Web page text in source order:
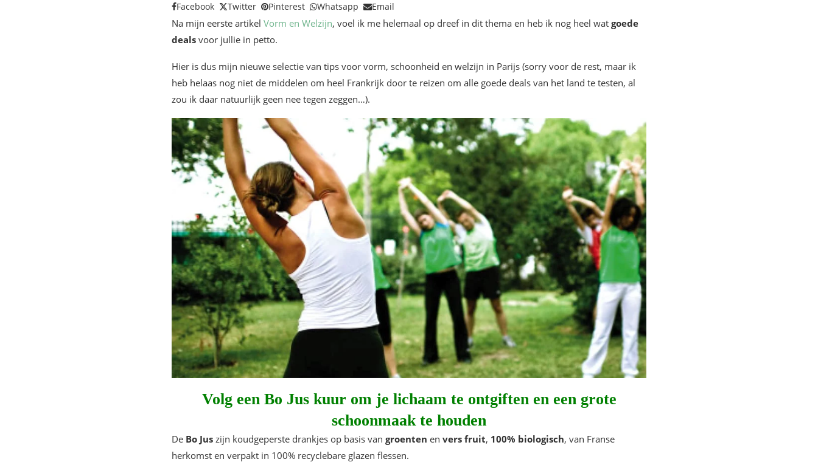
Facebook Twitter Pinterest Whatsapp Email
Na mijn eerste artikel Vorm en Welzijn, voel ik me helemaal op dreef in dit thema en heb ik nog heel wat goede
deals voor jullie in petto.
Hier is dus mijn nieuwe selectie van tips voor vorm, schoonheid en welzijn in Parijs (sorry voor de rest, maar ik
heb helaas nog niet de middelen om heel Frankrijk door te reizen om alle goede deals van het land te testen, al
zou ik daar natuurlijk geen nee tegen zeggen…).
Volg een Bo Jus kuur om je lichaam te ontgiften en een grote
schoonmaak te houden
De Bo Jus zijn koudgeperste drankjes op basis van groenten en vers fruit, 100% biologisch, van Franse
herkomst en verpakt in 100% recyclebare glazen flessen.